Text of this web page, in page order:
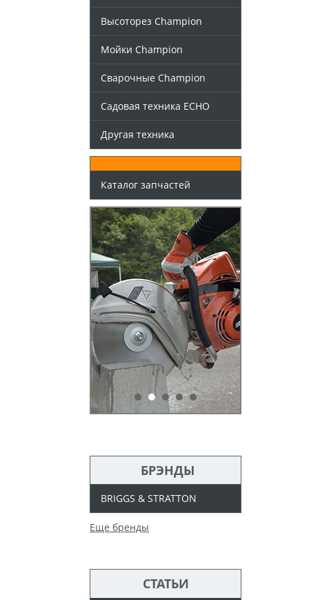
Высоторез Champion
Мойки Champion
Сварочные Champion
Садовая техника ECHO
Другая техника
Каталог запчастей
БРЭНДЫ
BRIGGS & STRATTON
Еще бренды
СТАТЬИ